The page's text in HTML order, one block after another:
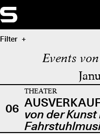
Filter
Events
06
THEATER
von der Kunst